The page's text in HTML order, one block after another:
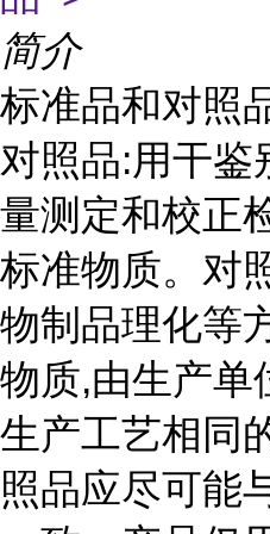
简介
标准品和对照
对照品:用干鉴
量测定和校正
标准物质。对
物制品理化等
物质,由生产单
生产工艺相同
照品应尽可能